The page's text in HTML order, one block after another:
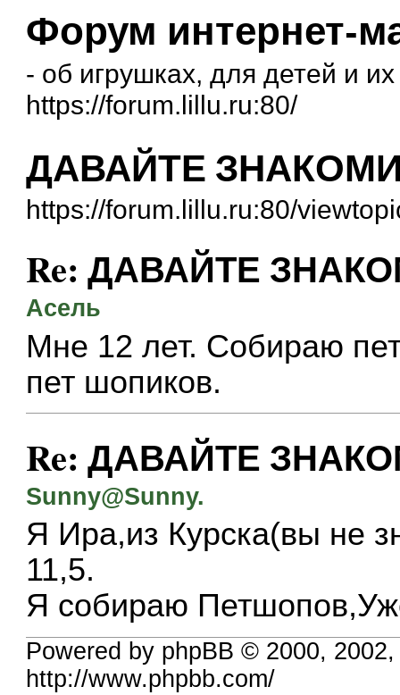
Форум интернет-
- об игрушках, для детей и
https://forum.lillu.ru:80/
ДАВАЙТЕ
https://forum.lillu.ru:80/
Re: ДАВАЙТЕ
Асель
Мне 12 лет. Собираю
пет шопиков.
Re: ДАВАЙТЕ
Sunny@Sunny.
Я Ира,из Курска(вы не
11,5.
Я собираю
Powered by phpBB © 2000,
http://www.phpbb.com/